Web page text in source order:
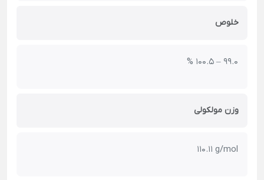
خلوص
وزن مولکولی
110.11 g/mol